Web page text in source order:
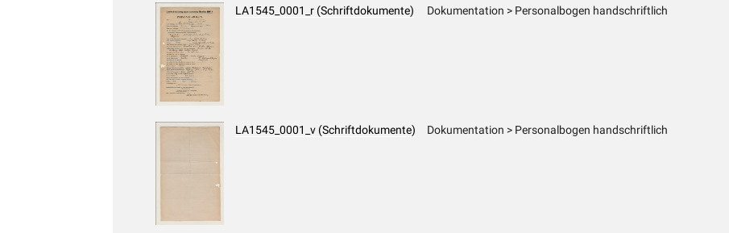
LA1545_0001_r (Schriftdokumente) Dokumentation > Personalbogen handschriftlich
LA1545_0001_v (Schriftdokumente) Dokumentation > Personalbogen handschriftlich